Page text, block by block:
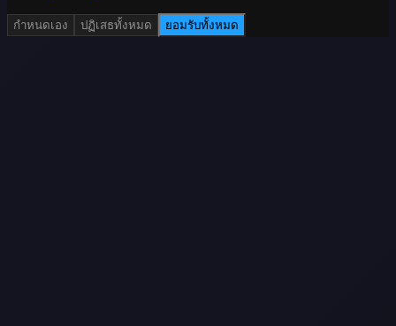
กำหนดเอง ปฏิเสธทั้งหมด ยอมรับทั้งหมด